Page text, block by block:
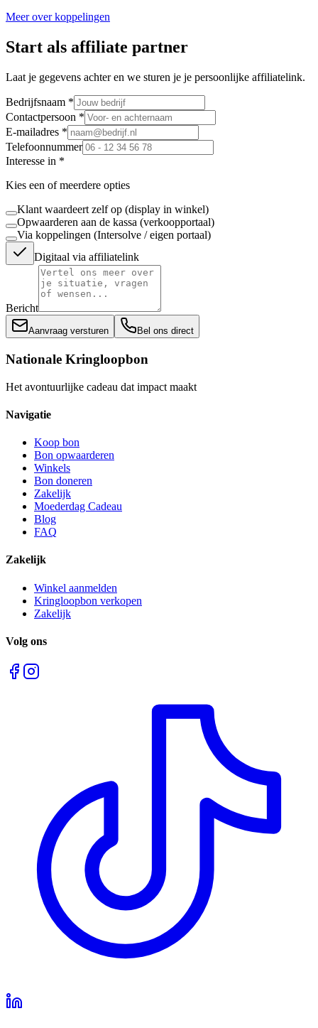
Meer over koppelingen
Start als affiliate partner
Laat je gegevens achter en we sturen je je persoonlijke affiliatelink.
Bedrijfsnaam *
Contactpersoon *
E-mailadres *
Telefoonnummer
Interesse in *
Kies een of meerdere opties
Klant waardeert zelf op (display in winkel)
Opwaarderen aan de kassa (verkoopportaal)
Via koppelingen (Intersolve / eigen portaal)
Digitaal via affiliatelink
Bericht
Aanvraag versturen Bel ons direct
Nationale Kringloopbon
Het avontuurlijke cadeau dat impact maakt
Navigatie
Koop bon
Bon opwaarderen
Winkels
Bon doneren
Zakelijk
Moederdag Cadeau
Blog
FAQ
Zakelijk
Winkel aanmelden
Kringloopbon verkopen
Zakelijk
Volg ons